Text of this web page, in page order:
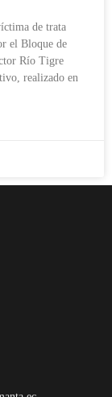
de trata
el Bloque de
Río Tigre
realizado en